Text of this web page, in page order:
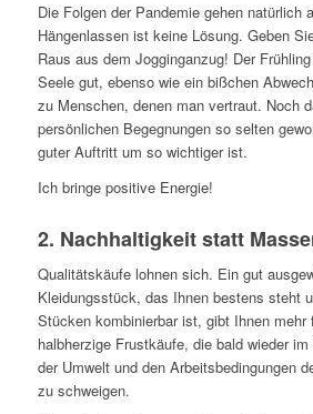
Die Folgen der Pandemie gehen natürlich
Hängenlassen ist keine Lösung. Geben
Raus aus dem Jogginganzug! Der
Seele gut, ebenso wie ein bißchen
zu Menschen, denen man vertraut. Noch
persönlichen Begegnungen so selten
guter Auftritt um so wichtiger ist.
Ich bringe positive Energie!
2. Nachhaltigkeit statt
Qualitätskäufe lohnen sich. Ein gut
Kleidungsstück, das Ihnen bestens steht
Stücken kombinierbar ist, gibt Ihnen mehr
halbherzige Frustkäufe, die bald wieder
der Umwelt und den Arbeitsbedingungen
zu schweigen.